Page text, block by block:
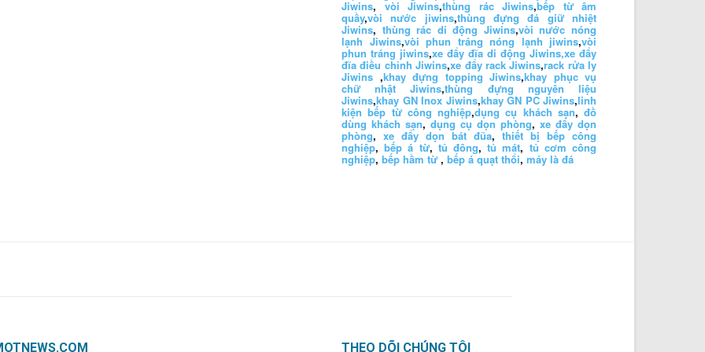
Jiwins, vòi Jiwins,thùng rác Jiwins,bếp từ âm
quầy,vòi nước jiwins,thùng đựng đá giữ nhiệt
Jiwins, thùng rác di động Jiwins,vòi nước nóng
lạnh Jiwins,vòi phun tráng nóng lạnh jiwins,vòi
phun tráng jiwins,xe đẩy đĩa di động Jiwins,xe đẩy
đĩa điều chỉnh Jiwins,xe đẩy rack Jiwins,rack rửa ly
Jiwins ,khay đựng topping Jiwins,khay phục vụ
chữ nhật Jiwins,thùng đựng nguyên liệu
Jiwins,khay GN Inox Jiwins,khay GN PC Jiwins,linh
kiện bếp từ công nghiệp,dụng cụ khách sạn, đồ
dùng khách sạn, dụng cụ dọn phòng, xe đẩy dọn
phòng, xe đẩy dọn bát đũa, thiết bị bếp công
nghiệp,bếp á từ, tủ đông,tủ mát, tủ cơm công
nghiệp, bếp hầm từ , bếp á quạt thổi, máy là đá
THEO DÕI CHÚNG TÔI